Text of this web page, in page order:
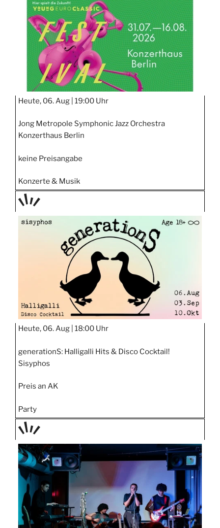
STIPP
Heute, 06. Aug | 19:00 Uhr
Jong Metropole Symphonic Jazz Orchestra
Konzerthaus Berlin
keine Preisangabe
Konzerte & Musik
TAGE
STIPP
Heute, 06. Aug | 18:00 Uhr
generationS: Halligalli Hits & Disco Cocktail!
Sisyphos
Preis an AK
Party
TAGE
STIPP